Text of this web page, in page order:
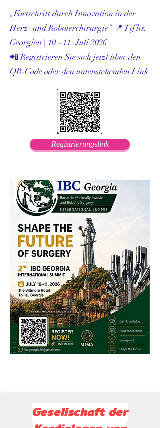
„Fortschritt durch Innovation in der
Herz- und Roboterchirurgie“ 📍 Tiflis,
Georgien | 10.–11. Juli 2026
📲 Registrieren Sie sich jetzt über den
QR‑Code oder den untenstehenden Link
Registrierungslink
Gesellschaft der